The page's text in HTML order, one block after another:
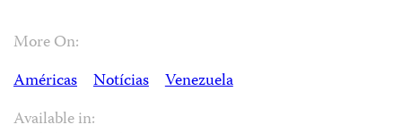
More On:
Américas
Notícias
Venezuela
Available in: